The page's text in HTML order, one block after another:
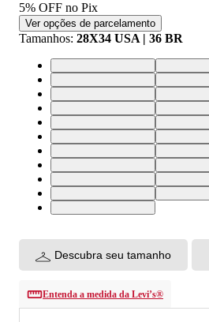
5% OFF no Pix
Ver opções de parcelamento
Tamanhos: 28X34 USA | 36 BR
42X34 USA | 52 BR33X34
40X34 USA | 50 BR44X34
34X34 USA | 44 BR30X34
28X34 USA | 36 BR38X34
32X34 USA | 40 BR36X34
28X32 USA | 36 BR30X32
32X32 USA | 40 BR33X32
34X32 USA | 44 BR36X32
38X32 USA | 48 BR40X32
42X32 USA | 52 BR29X32
31X32 USA | 39 BR
Descubra seu tamanho
Entenda a medida da Levi’s®